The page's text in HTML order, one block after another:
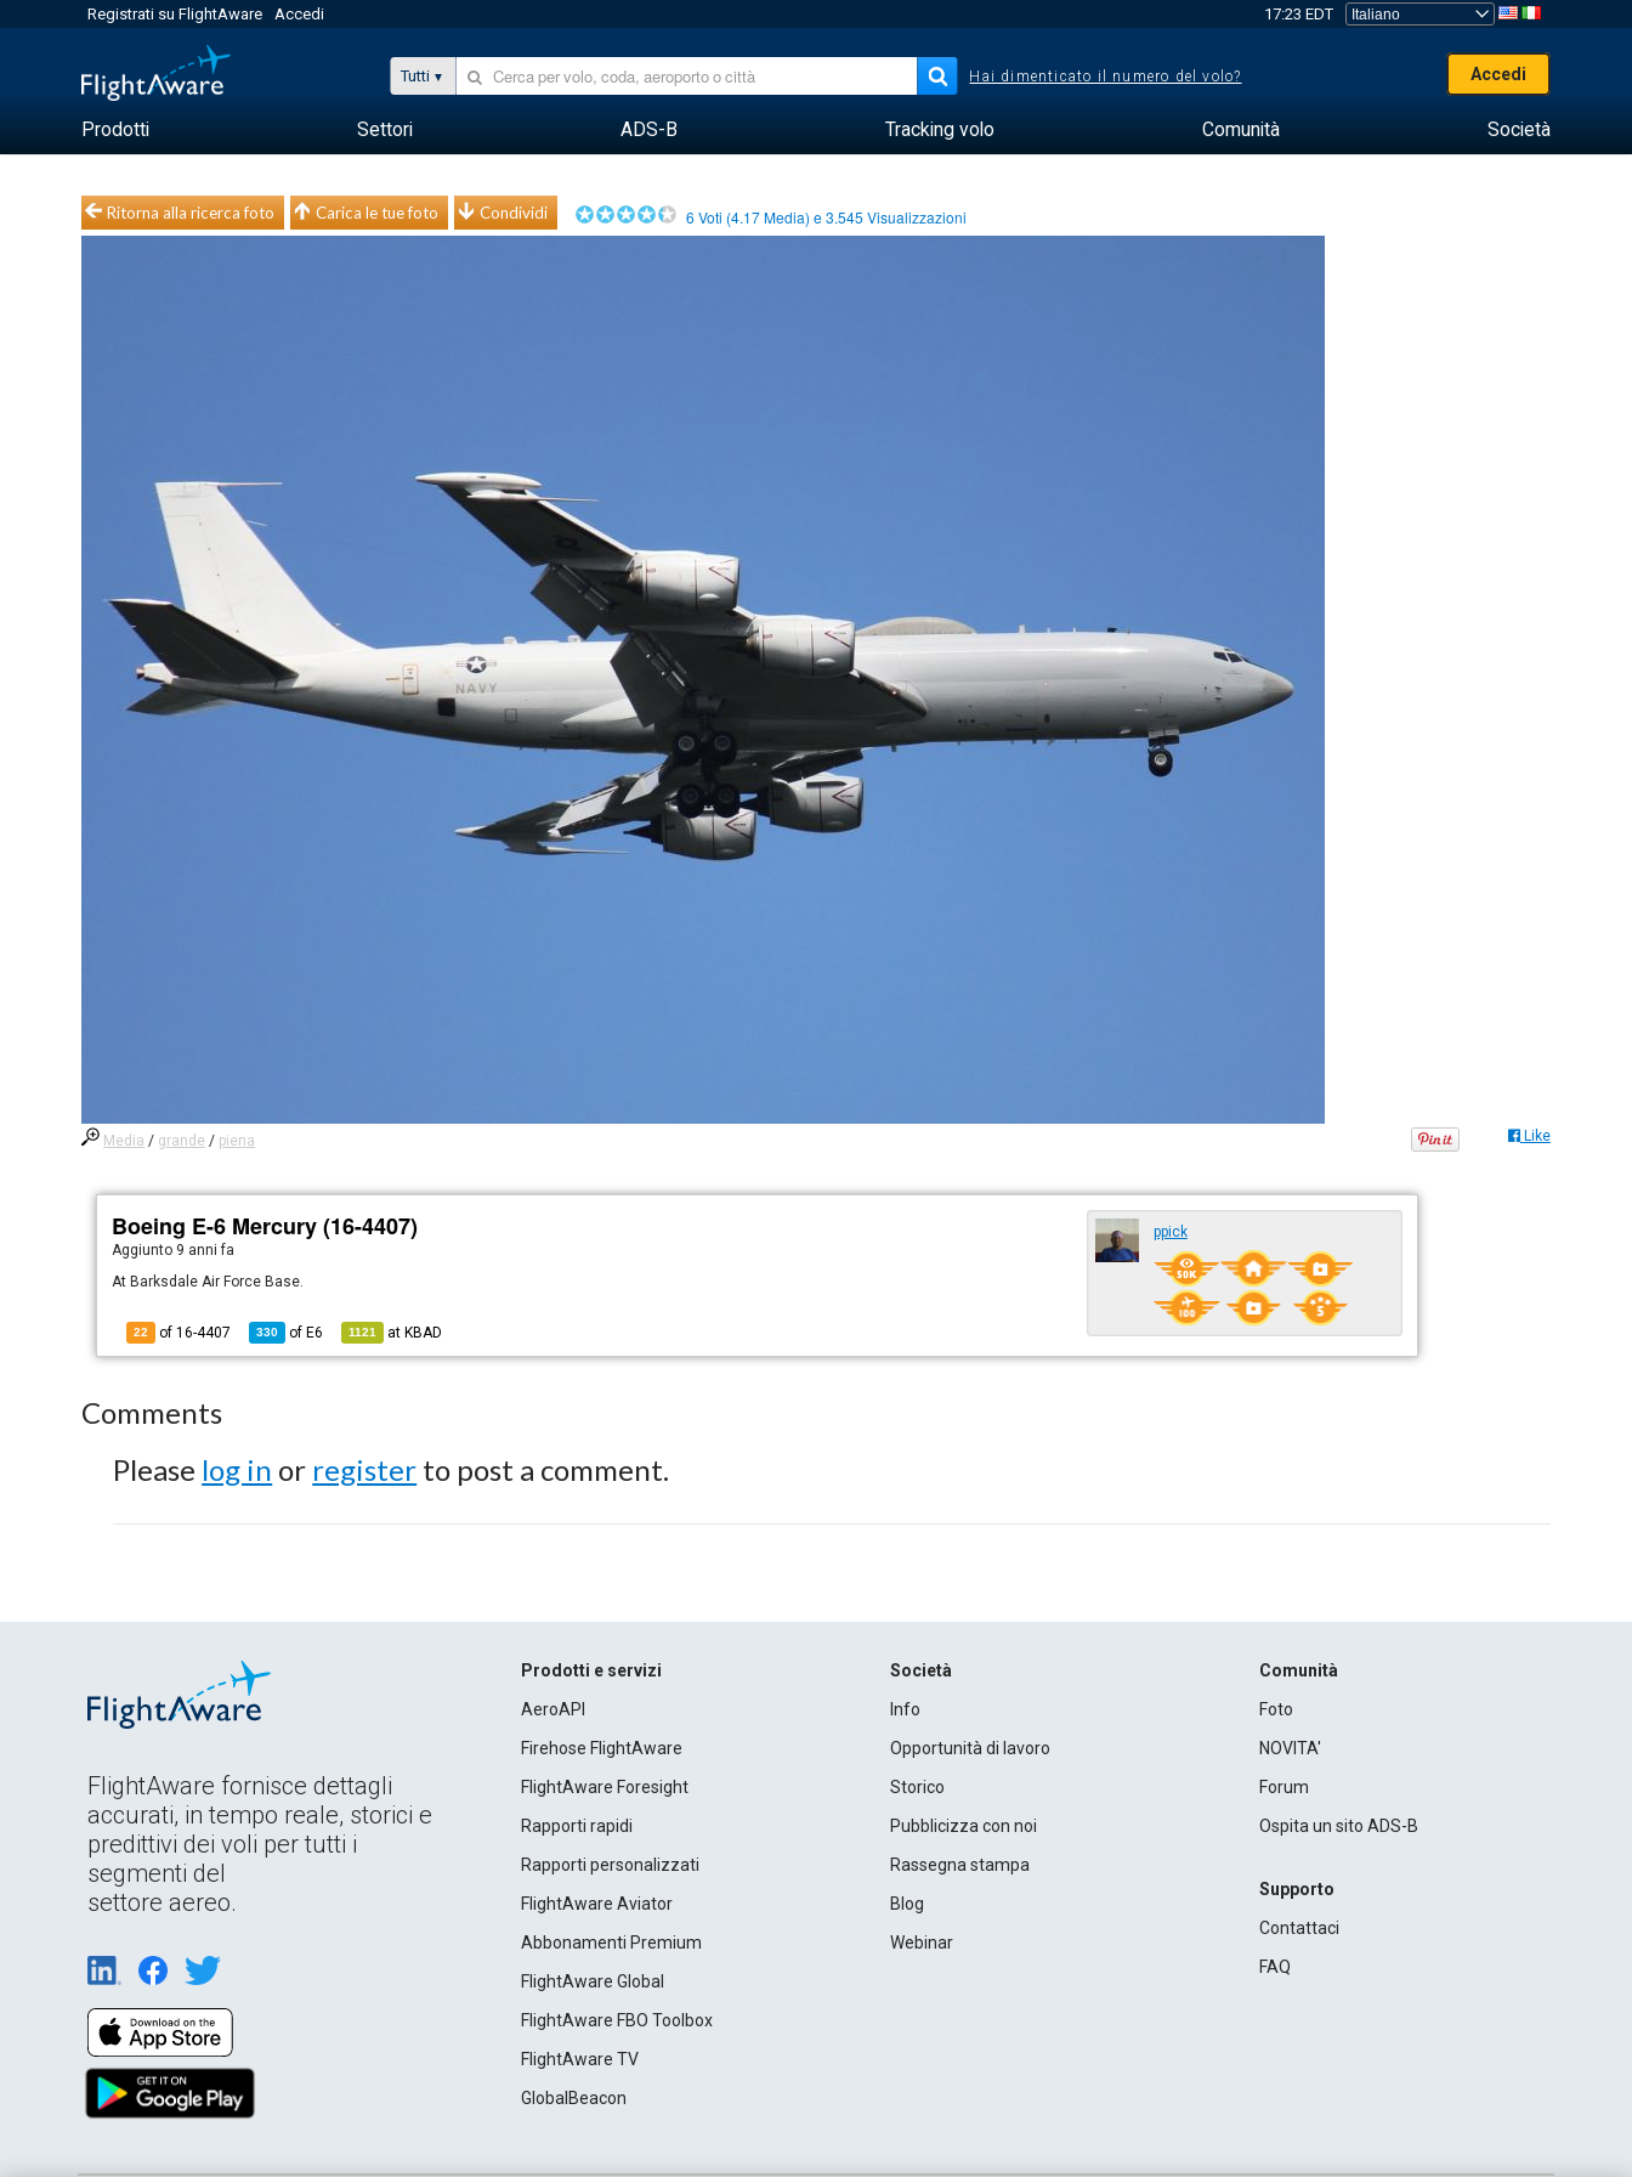
Registrati su FlightAware Accedi 17:23 EDT
Tutti Hai dimenticato il numero del volo? Accedi
Prodotti Settori ADS-B Tracking volo Comunità Società
Ritorna alla ricerca foto Carica le tue foto Condividi 6 Voti (4.17Media) e3.545 Visualizzazioni
Media / grande / piena Like
Boeing E-6 Mercury (16-4407)
Aggiunto 9 anni fa
At Barksdale Air Force Base.
22 of 16-4407 330 of E6 1121 at KBAD
ppick
Comments
Please log in or register to post a comment.
FlightAware fornisce dettagli
accurati, in tempo reale, storici e
predittivi dei voli per tutti i
segmenti del
settore aereo.
Prodotti e servizi
AeroAPI
Firehose FlightAware
FlightAware Foresight
Rapporti rapidi
Rapporti personalizzati
FlightAware Aviator
Abbonamenti Premium
FlightAware Global
FlightAware FBO Toolbox
FlightAware TV
GlobalBeacon
Società
Info
Opportunità di lavoro
Storico
Pubblicizza con noi
Rassegna stampa
Blog
Webinar
Comunità
Foto
NOVITA'
Forum
Ospita un sito ADS-B
Supporto
Contattaci
FAQ